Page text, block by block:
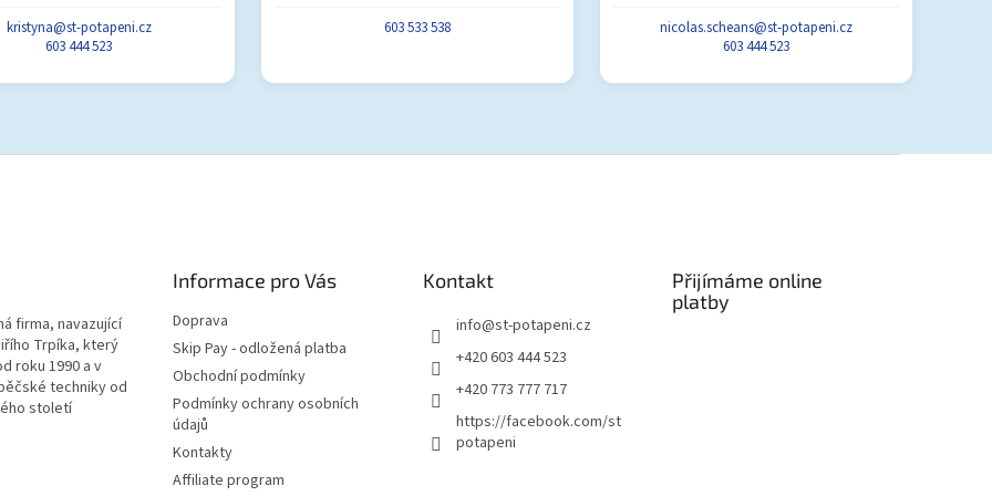
kristyna@st-potapeni.cz
603 444 523
603 533 538
nicolas.scheans@st-potapeni.cz
603 444 523
firma, navazující
Trpíka, který
roku 1990 a v
techniky od
století
Informace pro Vás
Doprava
Skip Pay - odložená platba
Obchodní podmínky
Podmínky ochrany osobních
údajů
Kontakty
Affiliate program
Kontakt
info@st-potapeni.cz
+420 603 444 523
+420 773 777 717
https://facebook.com/st
potapeni
Přijímáme online
platby